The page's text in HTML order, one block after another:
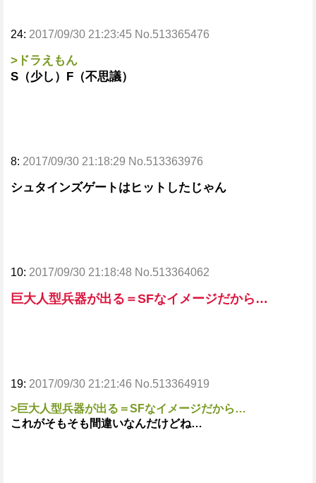
24: 2017/09/30 21:23:45 No.513365476
>ドラえもん
S（少し）F（不思議）
8: 2017/09/30 21:18:29 No.513363976
シュタインズゲートはヒットしたじゃん
10: 2017/09/30 21:18:48 No.513364062
巨大人型兵器が出る＝SFなイメージだから…
19: 2017/09/30 21:21:46 No.513364919
>巨大人型兵器が出る＝SFなイメージだから…
これがそもそも間違いなんだけどね…